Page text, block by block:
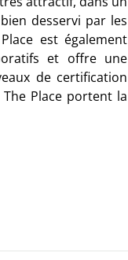
desservi par les
est également
et offre une
de certification
Place portent la